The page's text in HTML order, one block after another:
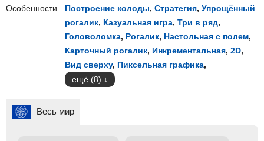
Особенности
Построение колоды, Стратегия, Упрощённый
рогалик, Казуальная игра, Три в ряд,
Головоломка, Рогалик, Настольная с полем,
Карточный рогалик, Инкрементальная, 2D,
Вид сверху, Пиксельная графика,
ещё (8)
Весь мир